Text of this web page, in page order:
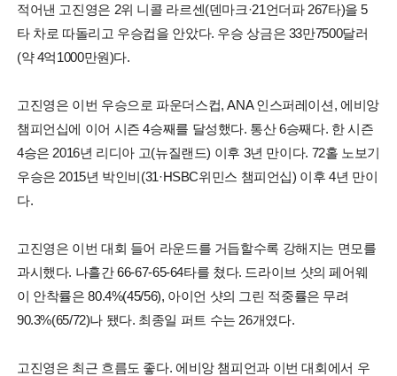
적어낸 고진영은 2위 니콜 라르센(덴마크·21언더파 267타)을 5
타 차로 따돌리고 우승컵을 안았다. 우승 상금은 33만7500달러
(약 4억1000만원)다.
고진영은 이번 우승으로 파운더스컵, ANA 인스퍼레이션, 에비앙
챔피언십에 이어 시즌 4승째를 달성했다. 통산 6승째다. 한 시즌
4승은 2016년 리디아 고(뉴질랜드) 이후 3년 만이다. 72홀 노보기
우승은 2015년 박인비(31·HSBC위민스 챔피언십) 이후 4년 만이
다.
고진영은 이번 대회 들어 라운드를 거듭할수록 강해지는 면모를
과시했다. 나흘간 66-67-65-64타를 쳤다. 드라이브 샷의 페어웨
이 안착률은 80.4%(45/56), 아이언 샷의 그린 적중률은 무려
90.3%(65/72)나 됐다. 최종일 퍼트 수는 26개였다.
고진영은 최근 흐름도 좋다. 에비앙 챔피언과 이번 대회에서 우